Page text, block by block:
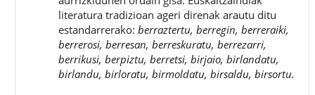
literatura tradizioan ageri direnak arautu ditu
estandarrerako: berraztertu, berregin, berreraiki,
berrerosi, berresan, berreskuratu, berrezarri,
berrikusi, berpiztu, berretsi, birjaio, birlandatu,
birlandu, birloratu, birmoldatu, birsaldu, birsortu.